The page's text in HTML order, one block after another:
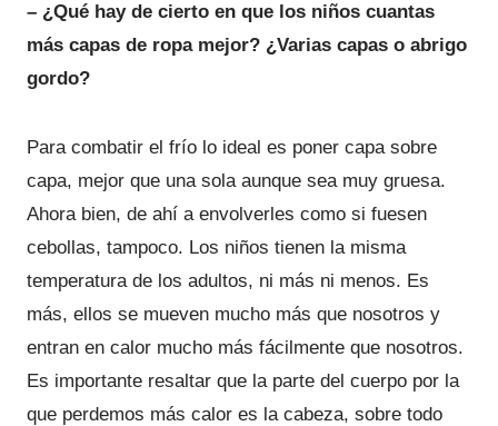
– ¿Qué hay de cierto en que los niños cuantas
más capas de ropa mejor? ¿Varias capas o abrigo
gordo?
Para combatir el frío lo ideal es poner capa sobre
capa, mejor que una sola aunque sea muy gruesa.
Ahora bien, de ahí a envolverles como si fuesen
cebollas, tampoco. Los niños tienen la misma
temperatura de los adultos, ni más ni menos. Es
más, ellos se mueven mucho más que nosotros y
entran en calor mucho más fácilmente que nosotros.
Es importante resaltar que la parte del cuerpo por la
que perdemos más calor es la cabeza, sobre todo